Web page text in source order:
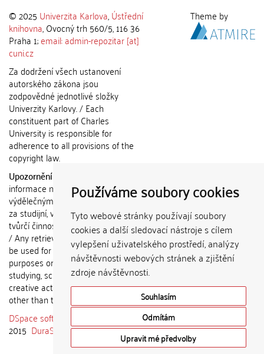
Používáme soubory cookies
Tyto webové stránky používají soubory
cookies a další sledovací nástroje s cílem
vylepšení uživatelského prostředí, analýzy
návštěvnosti webových stránek a zjištění
zdroje návštěvnosti.
Souhlasím
Odmítám
Upravit mé předvolby
© 2025 Univerzita Karlova,Ústřední
knihovna, Ovocný trh 560/5, 116 36
Praha 1;email: admin-repozitar [at]
cuni.cz
Za dodržení všech ustanovení
autorského zákona jsou
zodpovědné jednotlivé složky
Univerzity Karlovy. / Each
constituent part of Charles
University is responsible for
adherence to all provisions of the
copyright law.
Upozornění / Notice:
informace nemohou být použity k
výdělečným účelům nebo vydávány
za studijní, vědeckou nebo jinou
tvůrčí činnost jiné osoby než autora.
/ Any retrieved information shall not
be used for any commercial
purposes or claimed as results of
studying, scientific or any other
creative activities of any person
other than the author.
DSpace software
copyright © 2002-
2015 DuraSpace
Theme by